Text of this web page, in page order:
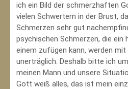
ich ein Bild der schmerzhaften
vielen Schwertern in der Brust,
Schmerzen sehr gut
psychischen Schmerzen, die ein
einem zufügen kann, werden mit
unerträglich. Deshalb bitte ich
meinen Mann und unsere
Gott weiß alles, das ist mein